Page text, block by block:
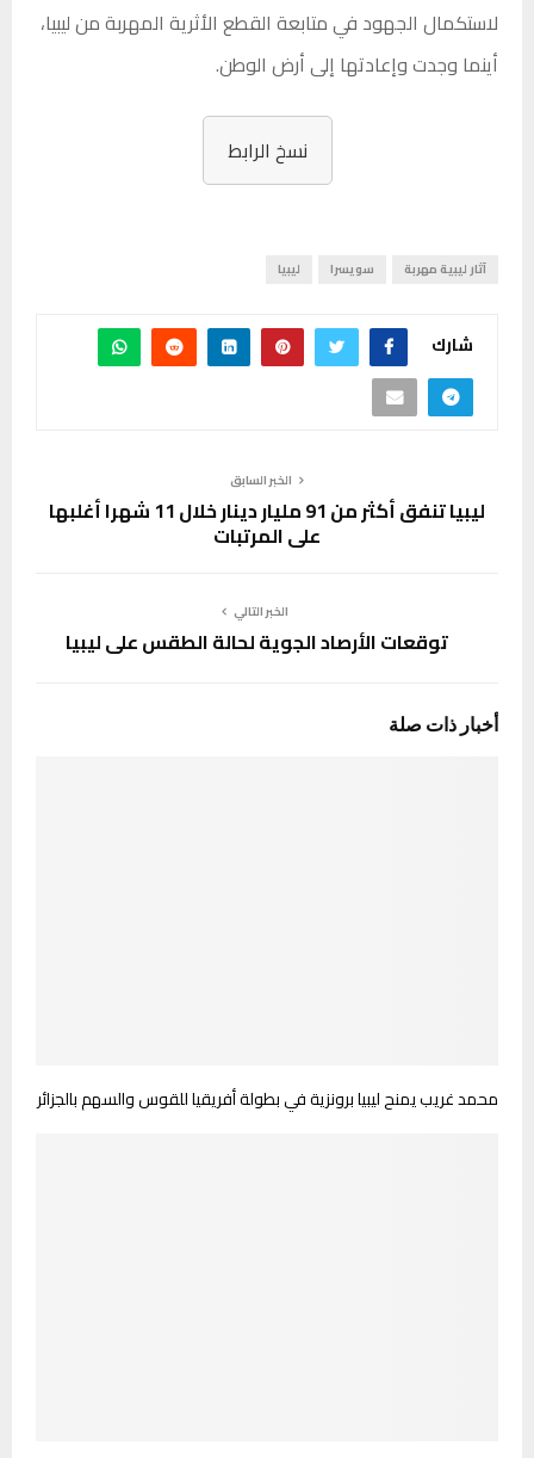
لاستكمال الجهود في متابعة القطع الأثرية المهربة من ليبيا،
أينما وجدت وإعادتها إلى أرض الوطن.
نسخ الرابط
آثار ليبية مهربة سويسرا ليبيا
شارك
الخبر السابق
ليبيا تنفق أكثر من 91 مليار دينار خلال 11 شهرا أغلبها
على المرتبات
الخبر التالي
توقعات الأرصاد الجوية لحالة الطقس على ليبيا
أخبار ذات صلة
محمد غريب يمنح ليبيا برونزية في بطولة أفريقيا للقوس والسهم بالجزائر